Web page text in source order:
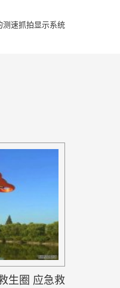
测速抓拍显示系统
生圈 应急救